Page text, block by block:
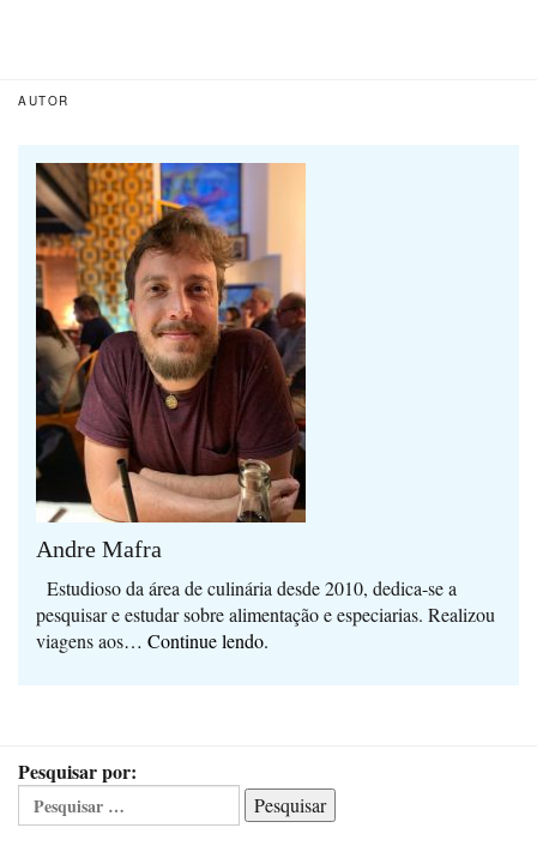
AUTOR
Andre Mafra
Estudioso da área de culinária desde 2010, dedica-se a
pesquisar e estudar sobre alimentação e especiarias. Realizou
viagens aos… Continue lendo.
Pesquisar por:
Pesquisar